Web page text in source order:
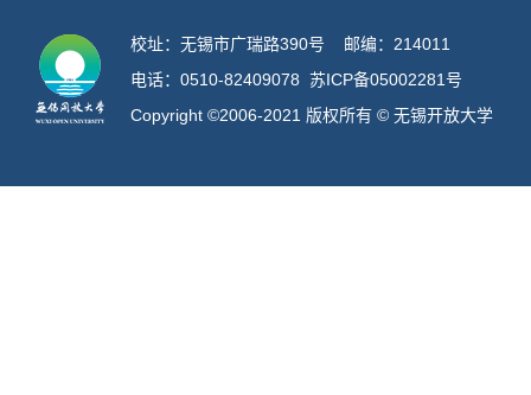
校址：无锡市广瑞路390号 邮编：214011
电话：0510-82409078 苏ICP备05002281号
Copyright ©2006-2021 版权所有 © 无锡开放大学